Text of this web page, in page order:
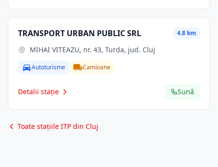
TRANSPORT URBAN PUBLIC SRL 4.8 km
MIHAI VITEAZU, nr. 43, Turda, jud. Cluj
Autoturisme Camioane
Detalii stație Sună
Toate stațiile ITP din Cluj